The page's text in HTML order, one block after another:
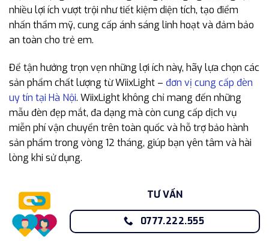
nhiều lợi ích vượt trội như tiết kiệm diện tích, tạo điểm
nhấn thẩm mỹ, cung cấp ánh sáng linh hoạt và đảm bảo
an toàn cho trẻ em.
Để tận hưởng trọn vẹn những lợi ích này, hãy lựa chọn các
sản phẩm chất lượng từ WiixLight – đơn vị cung cấp đèn
uy tín tại Hà Nội. WiixLight không chỉ mang đến những
mẫu đèn đẹp mắt, đa dạng mà còn cung cấp dịch vụ
miễn phí vận chuyển trên toàn quốc và hỗ trợ bảo hành
sản phẩm trong vòng 12 tháng, giúp bạn yên tâm và hài
lòng khi sử dụng.
TƯ VẤN
0777.222.555